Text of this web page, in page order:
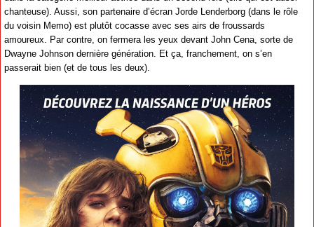
chanteuse). Aussi, son partenaire d’écran Jorde Lenderborg (dans le rôle
du voisin Memo) est plutôt cocasse avec ses airs de froussards
amoureux. Par contre, on fermera les yeux devant John Cena, sorte de
Dwayne Johnson dernière génération. Et ça, franchement, on s’en
passerait bien (et de tous les deux).